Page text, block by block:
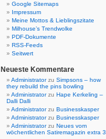
Google Sitemaps
Impressum
Meine Mottos & Lieblingszitate
Milhouse’s Trendwolke
PDF-Dokumente
RSS-Feeds
Seitwert
Neueste Kommentare
Administratorzu Simpsons – how
they rebuild the pins bowling
Administratorzu Hape Kerkeling –
Dalli Dalli
Administratorzu Businesskasper
Administratorzu Businesskasper
Administratorzu Neues vom
wöchentlichen Satiremagazin extra 3